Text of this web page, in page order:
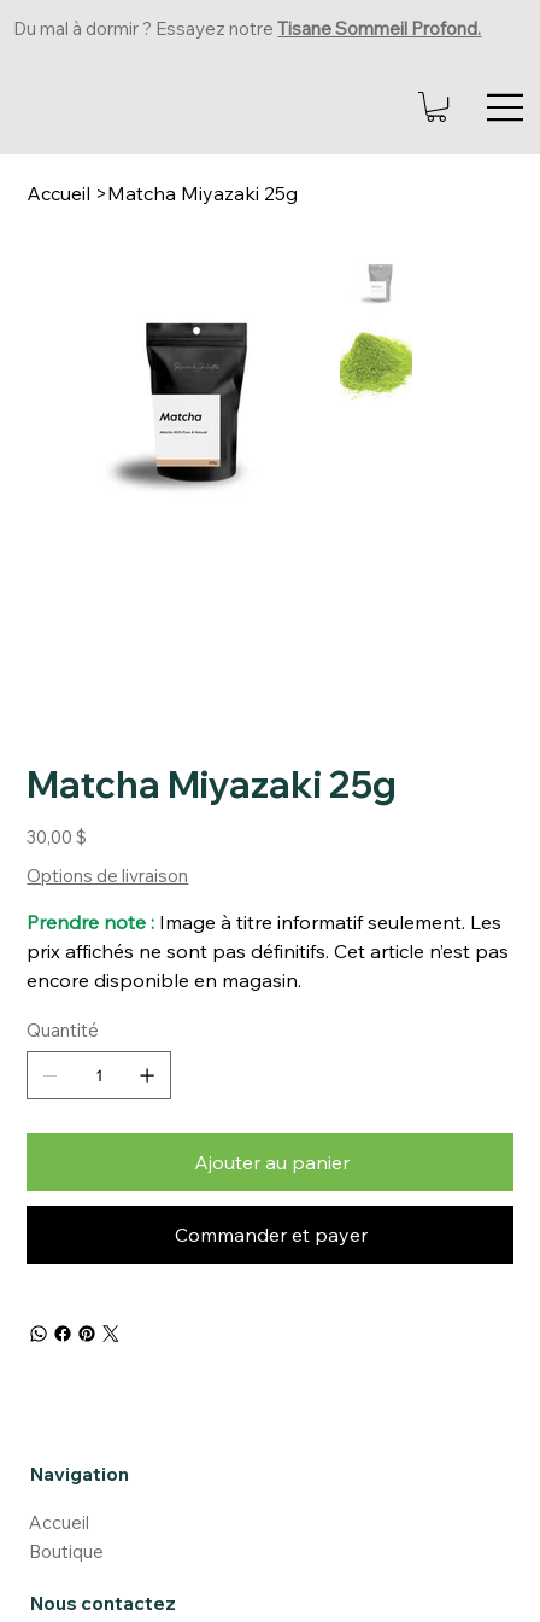
Du mal à dormir ? Essayez notreTisane Sommeil Profond.
Accueil >Matcha Miyazaki 25g
Matcha Miyazaki 25g
Prix
30,00 $
Options de livraison
Prendre note : Image à titre informatif seulement. Les
prix affichés ne sont pas définitifs. Cet article n’est pas
encore disponible en magasin.
Quantité
Ajouter au panier
Commander et payer
Navigation
Accueil
Boutique
Nous contactez